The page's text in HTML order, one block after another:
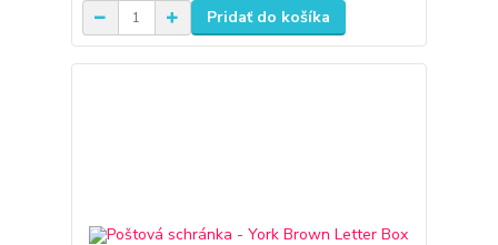
Pridať do košíka